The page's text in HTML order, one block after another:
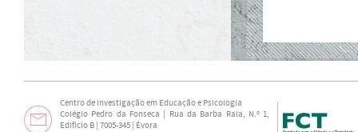
Centro de Investigação em Educação e Psicologia
Colégio Pedro da Fonseca | Rua da Barba Rala, N.º 1,
Edifício B | 7005-345 | Évora